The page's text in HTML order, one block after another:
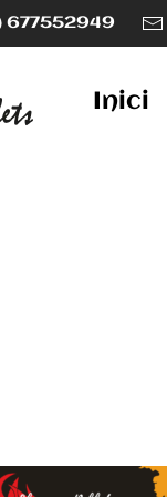
677552949
Inici